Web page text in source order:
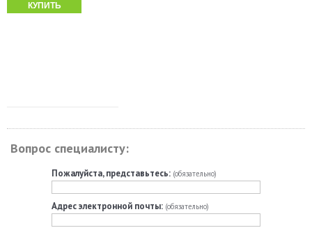
КУПИТЬ
Вопрос специалисту:
Пожалуйста, представьтесь: (обязательно)
Адрес электронной почты: (обязательно)